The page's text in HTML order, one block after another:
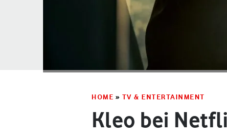
HOME » TV & ENTERTAINMENT
Kleo bei